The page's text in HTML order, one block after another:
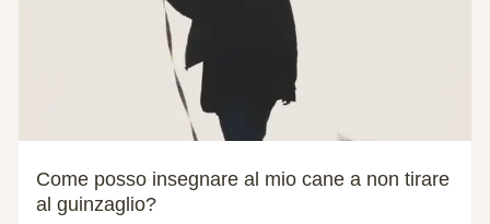
Come posso insegnare al mio cane a non tirare
al guinzaglio?